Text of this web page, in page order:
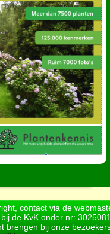
contact via de
de KvK onder nr:
brengen bij onze